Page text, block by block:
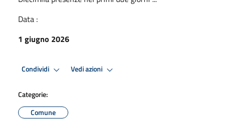
Data :
1 giugno 2026
Condividi Vedi azioni
Categorie:
Comune